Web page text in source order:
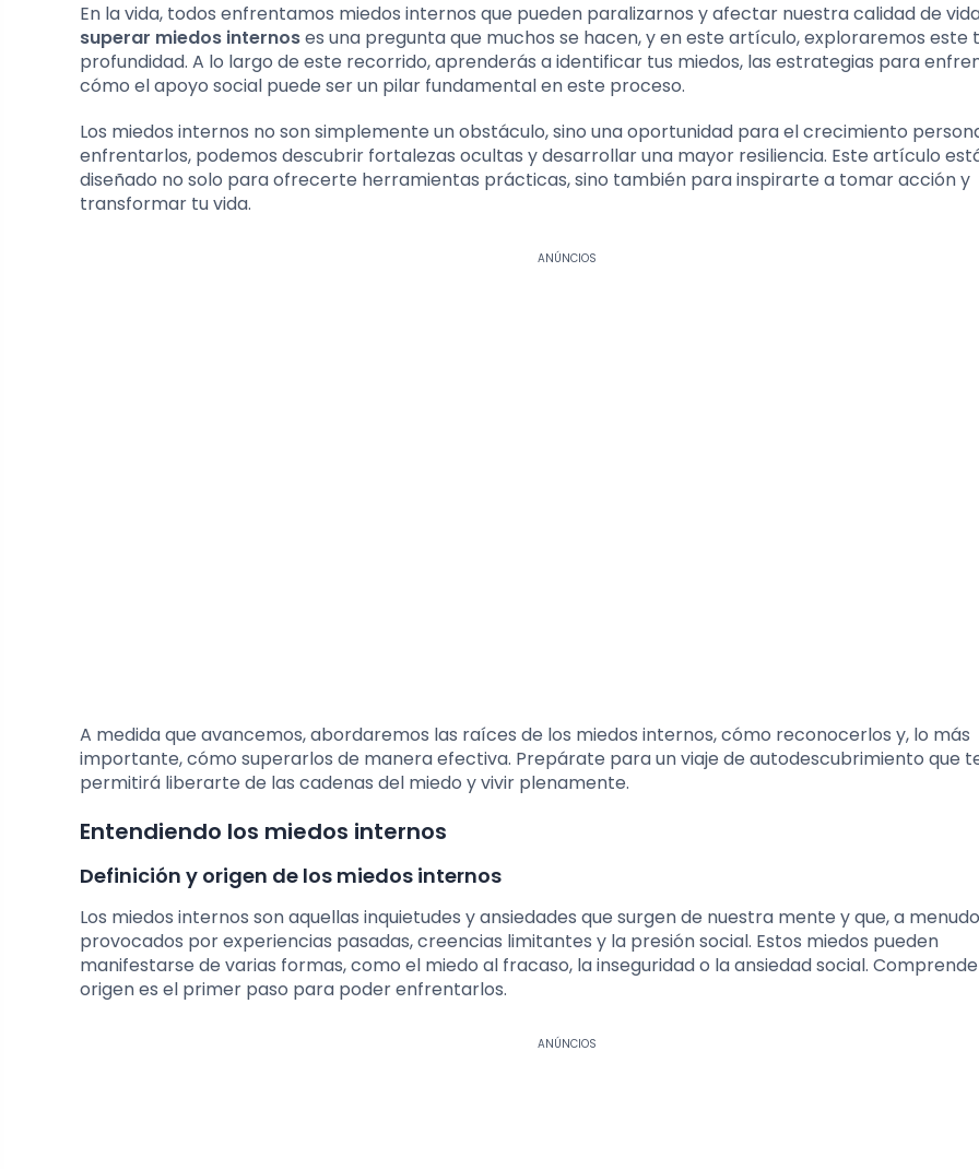
En la vida, todos enfrentamos miedos internos que pueden paralizarnos y afectar nuestra calidad de
superar miedos internoses una pregunta que muchos se hacen, y en este artículo, exploraremos este
profundidad. A lo largo de este recorrido, aprenderás a identificar tus miedos, las estrategias para
cómo el apoyo social puede ser un pilar fundamental en este proceso.
Los miedos internos no son simplemente un obstáculo, sino una oportunidad para el crecimiento
enfrentarlos, podemos descubrir fortalezas ocultas y desarrollar una mayor resiliencia. Este artículo
diseñado no solo para ofrecerte herramientas prácticas, sino también para inspirarte a tomar acción y
transformar tu vida.
ANÚNCIOS
A medida que avancemos, abordaremos las raíces de los miedos internos, cómo reconocerlos y, lo más
importante, cómo superarlos de manera efectiva. Prepárate para un viaje de autodescubrimiento que
permitirá liberarte de las cadenas del miedo y vivir plenamente.
Entendiendo los miedos internos
Definición y origen de los miedos internos
Los miedos internos son aquellas inquietudes y ansiedades que surgen de nuestra mente y que, a
provocados por experiencias pasadas, creencias limitantes y la presión social. Estos miedos pueden
manifestarse de varias formas, como el miedo al fracaso, la inseguridad o la ansiedad social.
origen es el primer paso para poder enfrentarlos.
ANÚNCIOS